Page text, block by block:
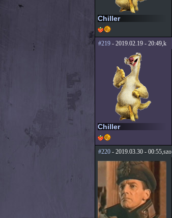
Chiller
#219- 2019.02.19 - 20:49,k
Chiller
#220- 2019.03.30 - 00:55,szo